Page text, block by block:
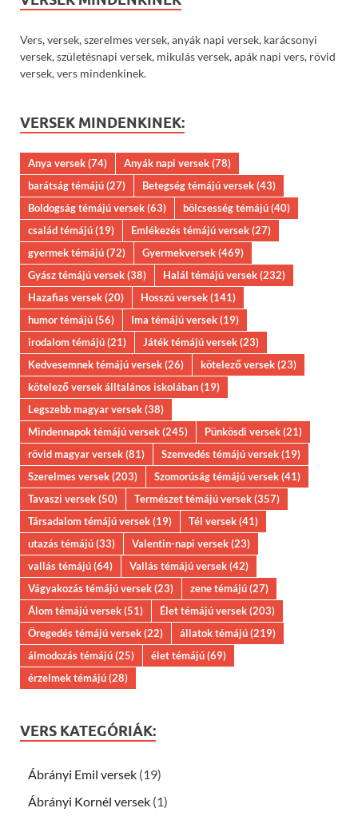
Vers, versek, szerelmes versek, anyák napi versek, karácsonyi
versek, születésnapi versek, mikulás versek, apák napi vers, rövid
versek, vers mindenkinek.
VERSEK MINDENKINEK:
Anya versek(74) Anyák napi versek(78)
barátság témájú(27) Betegség témájú versek(43)
Boldogság témájú versek(63) bölcsesség témájú(40)
család témájú(19) Emlékezés témájú versek(27)
gyermek témájú(72) Gyermekversek(469)
Gyász témájú versek(38) Halál témájú versek(232)
Hazafias versek(20) Hosszú versek(141)
humor témájú(56) Ima témájú versek(19)
irodalom témájú(21) Játék témájú versek(23)
Kedvesemnek témájú versek(26) kötelező versek(23)
kötelező versek álltalános iskolában(19)
Legszebb magyar versek(38)
Mindennapok témájú versek(245) Pünkösdi versek(21)
rövid magyar versek(81) Szenvedés témájú versek(19)
Szerelmes versek(203) Szomorúság témájú versek(41)
Tavaszi versek(50) Természet témájú versek(357)
Társadalom témájú versek(19) Tél versek(41)
utazás témájú(33) Valentin-napi versek(23)
vallás témájú(64) Vallás témájú versek(42)
Vágyakozás témájú versek(23) zene témájú(27)
Álom témájú versek(51) Élet témájú versek(203)
Öregedés témájú versek(22) állatok témájú(219)
álmodozás témájú(25) élet témájú(69)
érzelmek témájú(28)
VERS KATEGÓRIÁK:
Ábrányi Emil versek (19)
Ábrányi Kornél versek (1)